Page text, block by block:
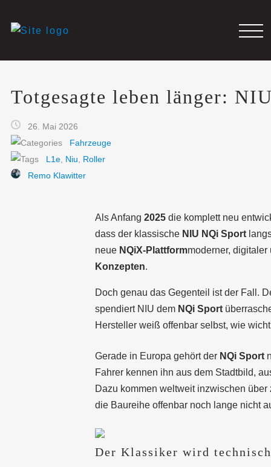
Totgesagte leben länger:
26. Mai 2026
Fahrzeuge
L1e Niu
Roller
Remo Klawitter
Als Anfang 2025die komplett neu
dass der klassische NIU NQi Sport
neue NQiX-Plattformmoderner,
Konzepten.
Doch genau das Gegenteil ist der Fall.
spendiert NIU dem NQi Sport
Hersteller weiß offenbar selbst, wie
Gerade in Europa gehört der NQi Sport
Fahrer kennen ihn aus dem Stadtbild,
Dazu kommen weltweit inzwischen über
die Baureihe offenbar noch lange nicht
Der Klassiker wird